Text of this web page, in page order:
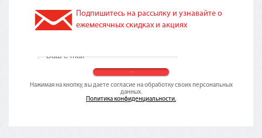
Подпишитесь на рассылку и узнавайте о
ежемесячных скидках и акциях
Нажимая на кнопку, вы даете согласие на обработку своих персональных
данных.
Политика конфиденциальности.